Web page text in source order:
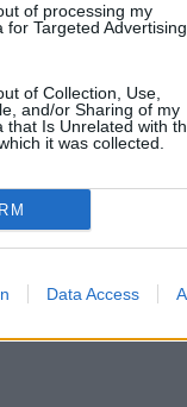
of processing my
for Targeted Advertising.
of Collection, Use,
and/or Sharing of my
that Is Unrelated with
it was collected.
Data Access